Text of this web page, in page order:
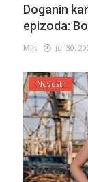
Doganin
epizoda:
Milt Jul 30,
Novosti